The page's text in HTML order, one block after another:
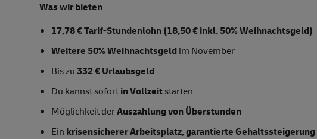
Was wir bieten
17,78 € Tarif-Stundenlohn (18,50 € inkl. 50% Weihnachtsgeld)
Weitere 50% Weihnachtsgeldim November
Bis zu332 € Urlaubsgeld
Du kannst sofortin Vollzeitstarten
Möglichkeit derAuszahlung von Überstunden
Ein krisensicherer Arbeitsplatz, garantierte Gehaltssteigerung